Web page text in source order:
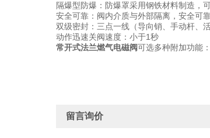
隔爆型防爆：防爆罩采用钢铁材料制造，
安全可靠：阀内介质与外部隔离，安全可靠
双级密封：三点一线（导向销、手动杆、
动作迅速关阀速度：小于1秒
常开式法兰燃气电磁阀可选多种附加功能
留言询价